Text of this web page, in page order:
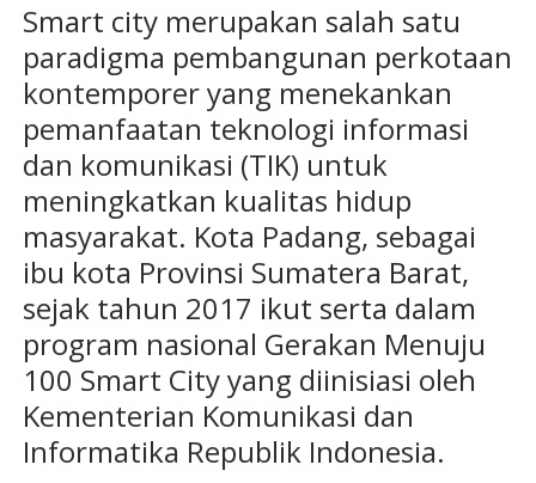
Smart city merupakan salah satu
paradigma pembangunan perkotaan
kontemporer yang menekankan
pemanfaatan teknologi informasi
dan komunikasi (TIK) untuk
meningkatkan kualitas hidup
masyarakat. Kota Padang, sebagai
ibu kota Provinsi Sumatera Barat,
sejak tahun 2017 ikut serta dalam
program nasional Gerakan Menuju
100 Smart City yang diinisiasi oleh
Kementerian Komunikasi dan
Informatika Republik Indonesia.